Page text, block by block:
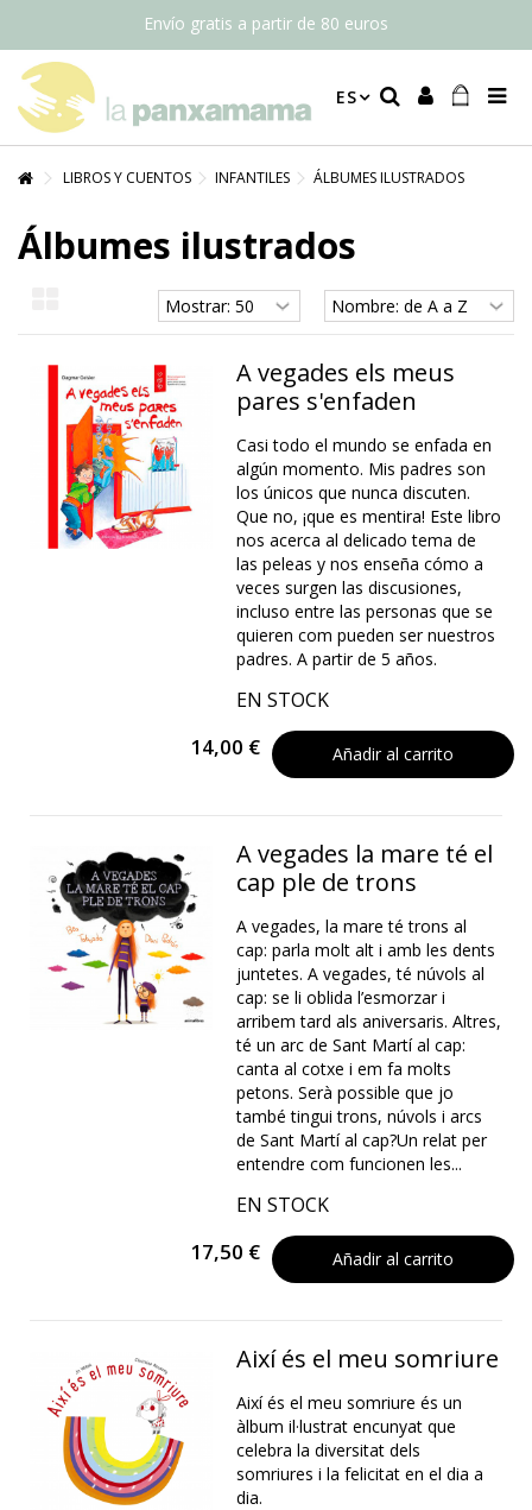
Envío gratis a partir de 80 euros
ES
LIBROS Y CUENTOS INFANTILES ÁLBUMES ILUSTRADOS
Álbumes ilustrados
A vegades els meus
pares s'enfaden
Casi todo el mundo se enfada en
algún momento. Mis padres son
los únicos que nunca discuten.
Que no, ¡que es mentira! Este libro
nos acerca al delicado tema de
las peleas y nos enseña cómo a
veces surgen las discusiones,
incluso entre las personas que se
quieren com pueden ser nuestros
padres. A partir de 5 años.
EN STOCK
14,00 € Añadir al carrito
A vegades la mare té el
cap ple de trons
A vegades, la mare té trons al
cap: parla molt alt i amb les dents
juntetes. A vegades, té núvols al
cap: se li oblida l’esmorzar i
arribem tard als aniversaris. Altres,
té un arc de Sant Martí al cap:
canta al cotxe i em fa molts
petons. Serà possible que jo
també tingui trons, núvols i arcs
de Sant Martí al cap?Un relat per
entendre com funcionen les...
EN STOCK
17,50 € Añadir al carrito
Així és el meu somriure
Així és el meu somriure és un
àlbum il·lustrat encunyat que
celebra la diversitat dels
somriures i la felicitat en el dia a
dia.